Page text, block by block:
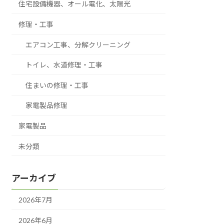
住宅設備機器、オール電化、太陽光
修理・工事
エアコン工事、分解クリーニング
トイレ、水道修理・工事
住まいの修理・工事
家電製品修理
家電製品
未分類
アーカイブ
2026年7月
2026年6月